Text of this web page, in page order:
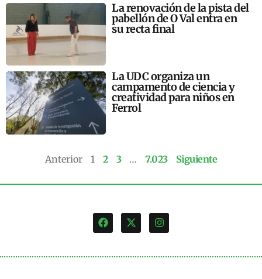
La renovación de la pista del
pabellón de O Val entra en
su recta final
La UDC organiza un
campamento de ciencia y
creatividad para niños en
Ferrol
Anterior 1 2 3 … 7.023 Siguiente